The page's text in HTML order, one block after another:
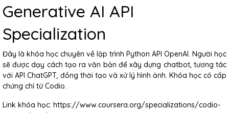
Generative AI API
Specialization
Đây là khóa học chuyên về lập trình Python API OpenAI. Người học
sẽ được dạy cách tạo ra văn bản để xây dựng chatbot, tương tác
với API ChatGPT, đồng thời tạo và xử lý hình ảnh. Khóa học có cấp
chứng chỉ từ Codio.
Link khóa học: https://www.coursera.org/specializations/codio-